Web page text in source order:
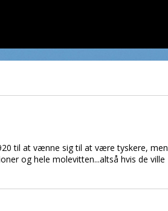
til at vænne sig til at være tyskere, men
og hele molevitten...altså hvis de ville